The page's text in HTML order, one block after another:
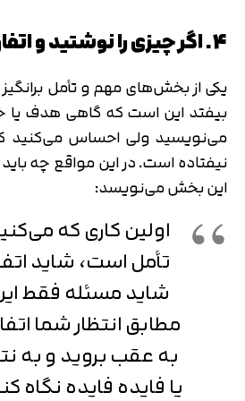
4. اگر چیزی را نوشتید و اتفاق نیفتاد چه؟
یکی از بخش‌های مهم و تأمل
بیفتد این است که گاهی هدف یا
می‌نویسید ولی احساس می‌کنید
نیفتاده است. در این مواقع چه
این بخش می‌نویسد:
اولین کاری که
تأمل است، شاید
شاید مسئله فقط
مطابق انتظار شما
به عقب بروید و به
یا فایده فایده نگاه